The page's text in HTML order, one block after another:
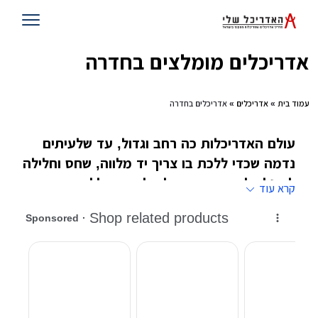
אדריכלים מומלצים בחדרה
עמוד בית » אדריכלים » אדריכלים בחדרה
עולם האדריכלות כה רחב וגדול, עד שלעיתים
נדמה שכדי ללכת בו צריך יד מלווה, שחס וחלילה
לא נלך לאיבוד. אדריכל שלי שמח ללוות אתכם,
החוזה עם אדריכל בדרך לבניית בית החלומות
שלכם
קרא עוד